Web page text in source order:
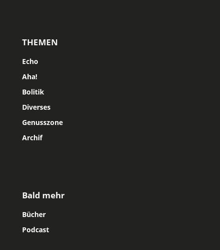
THEMEN
Echo
Aha!
Bolitik
Diverses
Genusszone
Archif
Bald mehr
Bücher
Podcast